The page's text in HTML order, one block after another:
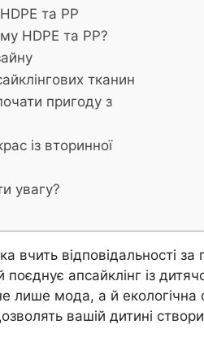
та PP
HDPE та PP?
тканин
пригоду з
із вторинної
увагу?
вчить відповідальності
апсайклінг із
лише мода, а й екологічна
вашій дитині